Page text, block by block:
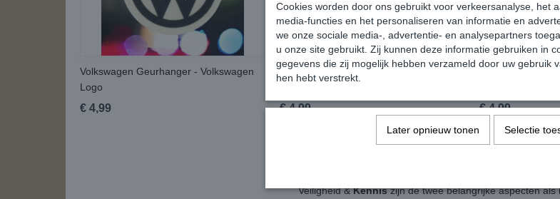
Volkswagen Geurhanger - Volkswagen
Logo
€ 4,99
Volkswagen Geurhanger - Volkswagen
€ 4,99
Volkswagen
€ 4,99
Veiligheid &Kenniszijn de twee belangrijke aspecten
Cookies worden door ons gebruikt voor verkeersanalyse, het
media-functies en het personaliseren van informatie en
we onze sociale media-, advertentie- en analysepartners
u onze site gebruikt. Zij kunnen deze informatie gebruiken in
gegevens die zij mogelijk hebben verzameld door uw gebruik
hen hebt verstrekt.
Later opnieuw tonen Selectie